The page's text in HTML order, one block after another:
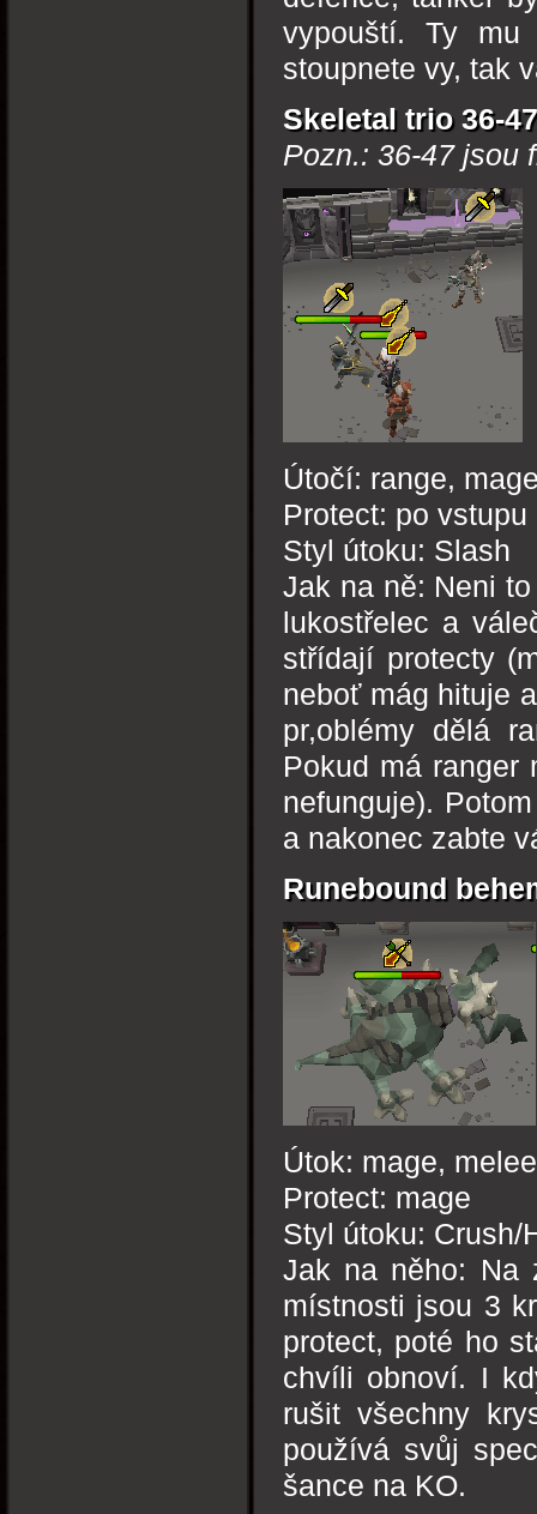
vypouští. Ty
stoupnete vy, tak
Skeletal trio 36-
Pozn.: 36-47 jsou
Útočí: range,
Protect: po
Styl útoku: Slash
Jak na ně: Neni
lukostřelec a
střídají protecty
neboť mág hituje
pr,oblémy dělá
Pokud má ranger
nefunguje).
a nakonec zabte
Runebound
Útok: mage,
Protect: mage
Styl útoku: Crush/
Jak na něho: Na
místnosti jsou 3
protect, poté ho
chvíli obnoví. I
rušit všechny
používá svůj
šance na KO.